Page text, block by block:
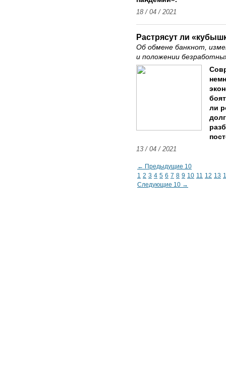
18 / 04 / 2021
Растрясут ли
Об обмене банкнот,
и положении
ли
13 / 04 / 2021
← Предыдущие 10
1 2 3 4 5 6 7 8 9 10 11 12 13
Следующие 10 →